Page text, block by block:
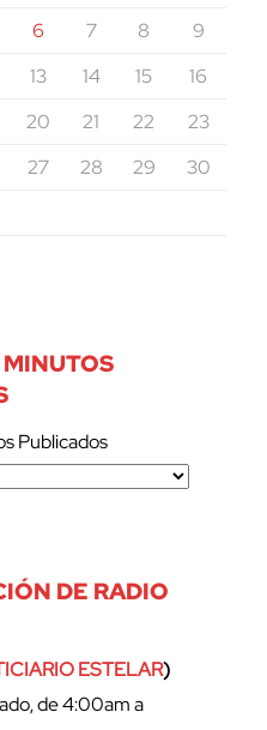
6 7 8
9
13 14 15
16
20 21 22
23
27 28 29
30
Publicados
DE RADIO
ESTELAR)
de 4:00am a